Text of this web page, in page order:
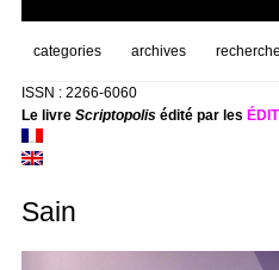
categories archives
ISSN : 2266-6060
Le livre Scriptopolisédité par les
Sain